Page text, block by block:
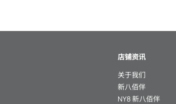
店铺资讯
关于我们
新八佰伴
NY8 新八佰伴